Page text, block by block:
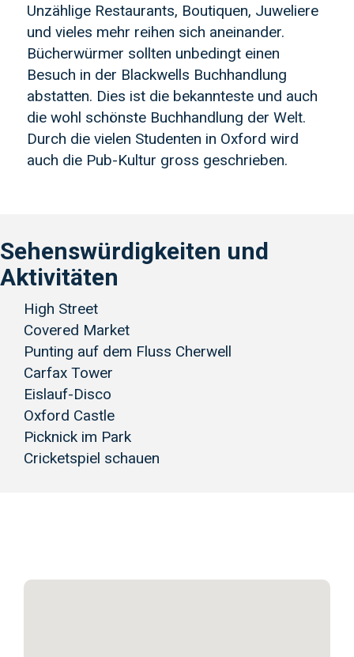
Unzählige Restaurants, Boutiquen, Juweliere
und vieles mehr reihen sich aneinander.
Bücherwürmer sollten unbedingt einen
Besuch in der Blackwells Buchhandlung
abstatten. Dies ist die bekannteste und auch
die wohl schönste Buchhandlung der Welt.
Durch die vielen Studenten in Oxford wird
auch die Pub-Kultur gross geschrieben.
Sehenswürdigkeiten und
Aktivitäten
High Street
Covered Market
Punting auf dem Fluss Cherwell
Carfax Tower
Eislauf-Disco
Oxford Castle
Picknick im Park
Cricketspiel schauen